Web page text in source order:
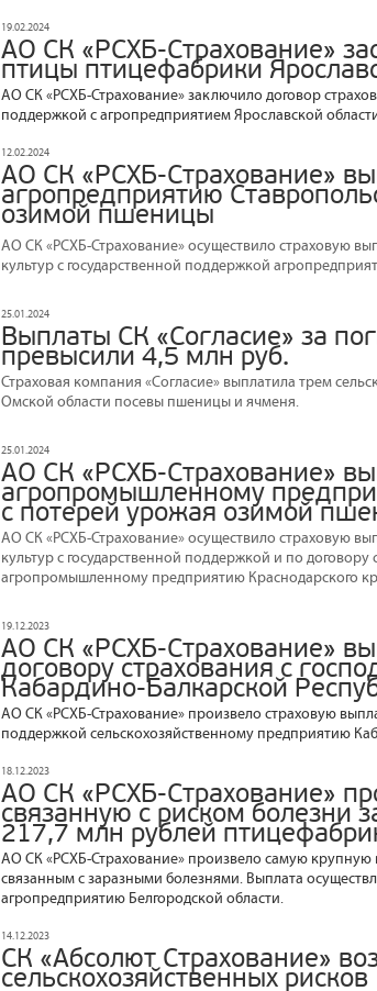
19.02.2024
АО СК «РСХБ-Страхование»
птицы птицефабрики
АО СК «РСХБ-Страхование» заключило договор
поддержкой с агропредприятием Ярославской
12.02.2024
АО СК «РСХБ-Страхование»
агропредприятию
озимой пшеницы
АО СК «РСХБ-Страхование» осуществило страховую
культур с государственной поддержкой
25.01.2024
Выплаты СК «Согласие» за
превысили 4,5 млн руб.
Страховая компания «Согласие» выплатила трем
Омской области посевы пшеницы и ячменя.
25.01.2024
АО СК «РСХБ-Страхование»
агропромышленному
с потерей урожая озимой
АО СК «РСХБ-Страхование» осуществило страховую
культур с государственной поддержкой и по
агропромышленному предприятию Краснодарского
19.12.2023
АО СК «РСХБ-Страхование»
договору страхования с
Кабардино-Балкарской
АО СК «РСХБ-Страхование» произвело страховую
поддержкой сельскохозяйственному предприятию
18.12.2023
АО СК «РСХБ-Страхование»
связанную с риском болезни
217,7 млн рублей
АО СК «РСХБ-Страхование» произвело самую крупную
связанным с заразными болезнями. Выплата
агропредприятию Белгородской области.
14.12.2023
СК «Абсолют Страхование»
сельскохозяйственных рисков